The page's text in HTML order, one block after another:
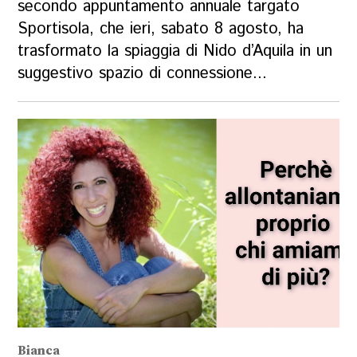
secondo appuntamento annuale targato
Sportisola, che ieri, sabato 8 agosto, ha
trasformato la spiaggia di Nido d’Aquila in un
suggestivo spazio di connessione...
Bianca